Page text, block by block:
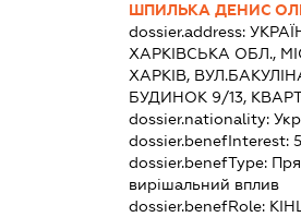
ШПИЛЬКА ДЕНИС
dossier.address:
ХАРКІВСЬКА ОБЛ.,
ХАРКІВ,
БУДИНОК 9/13,
dossier.nationality:
dossier.benefInterest:
dossier.benefType:
вирішальний вплив
dossier.benefRole: